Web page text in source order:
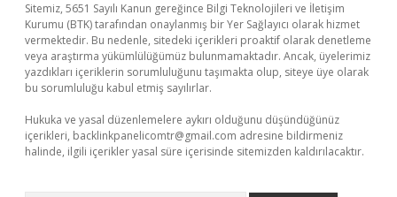
Sitemiz, 5651 Sayılı Kanun gereğince Bilgi Teknolojileri ve İletişim
Kurumu (BTK) tarafından onaylanmış bir Yer Sağlayıcı olarak hizmet
vermektedir. Bu nedenle, sitedeki içerikleri proaktif olarak denetleme
veya araştırma yükümlülüğümüz bulunmamaktadır. Ancak, üyelerimiz
yazdıkları içeriklerin sorumluluğunu taşımakta olup, siteye üye olarak
bu sorumluluğu kabul etmiş sayılırlar.
Hukuka ve yasal düzenlemelere aykırı olduğunu düşündüğünüz
içerikleri, backlinkpanelicomtr@gmail.com adresine bildirmeniz
halinde, ilgili içerikler yasal süre içerisinde sitemizden kaldırılacaktır.